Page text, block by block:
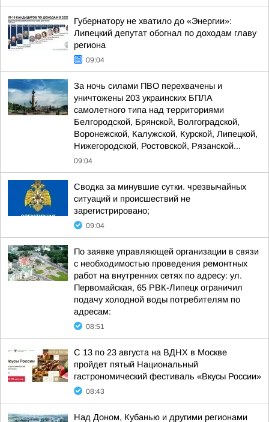
Губернатору не хватило до «Энергии»:
Липецкий депутат обогнал по доходам главу
региона
09:04
За ночь силами ПВО перехвачены и
уничтожены 203 украинских БПЛА
самолетного типа над территориями
Белгородской, Брянской, Волгоградской,
Воронежской, Калужской, Курской, Липецкой,
Нижегородской, Ростовской, Рязанской...
09:04
Сводка за минувшие сутки. чрезвычайных
ситуаций и происшествий не
зарегистрировано;
09:04
По заявке управляющей организации в связи
с необходимостью проведения ремонтных
работ на внутренних сетях по адресу: ул.
Первомайская, 65 РВК-Липецк ограничил
подачу холодной воды потребителям по
адресам:
08:51
С 13 по 23 августа на ВДНХ в Москве
пройдет пятый Национальный
гастрономический фестиваль «Вкусы России»
08:43
Над Доном, Кубанью и другими регионами